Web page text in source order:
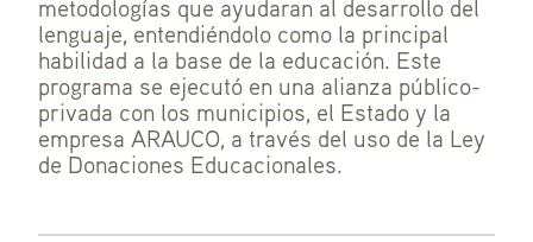
metodologías que ayudaran al desarrollo del
lenguaje, entendiéndolo como la principal
habilidad a la base de la educación. Este
programa se ejecutó en una alianza público-
privada con los municipios, el Estado y la
empresa ARAUCO, a través del uso de la Ley
de Donaciones Educacionales.